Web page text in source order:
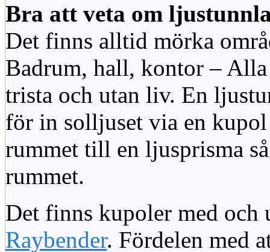
Bra att veta om
Det finns alltid mörka
Badrum, hall, kontor – Alla
trista och utan liv. En
för in solljuset via en
rummet till en ljusprisma
rummet.
Det finns kupoler med och
Raybender. Fördelen med